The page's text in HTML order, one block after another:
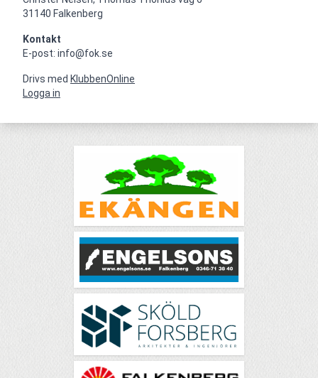
31140 Falkenberg
Kontakt
E-post: info@fok.se
Drivs med KlubbenOnline
Logga in